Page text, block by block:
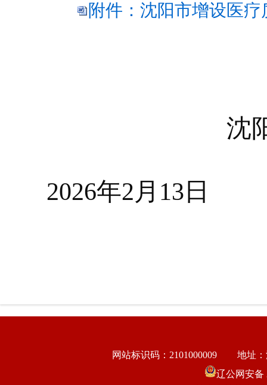
附件：沈阳市增设医
沈
2026年2 月 13 日
网站标识码：2101000009
地址
辽公网安备